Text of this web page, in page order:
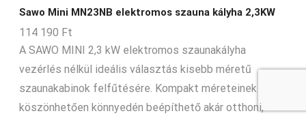
Sawo Mini MN23NB elektromos szauna kályha 2,3KW
114 190 Ft
A SAWO MINI 2,3 kW elektromos szaunakályha
vezérlés nélkül ideális választás kisebb méretű
szaunakabinok felfűtésére. Kompakt méreteinek
köszönhetően könnyedén beépíthető akár otthoni,